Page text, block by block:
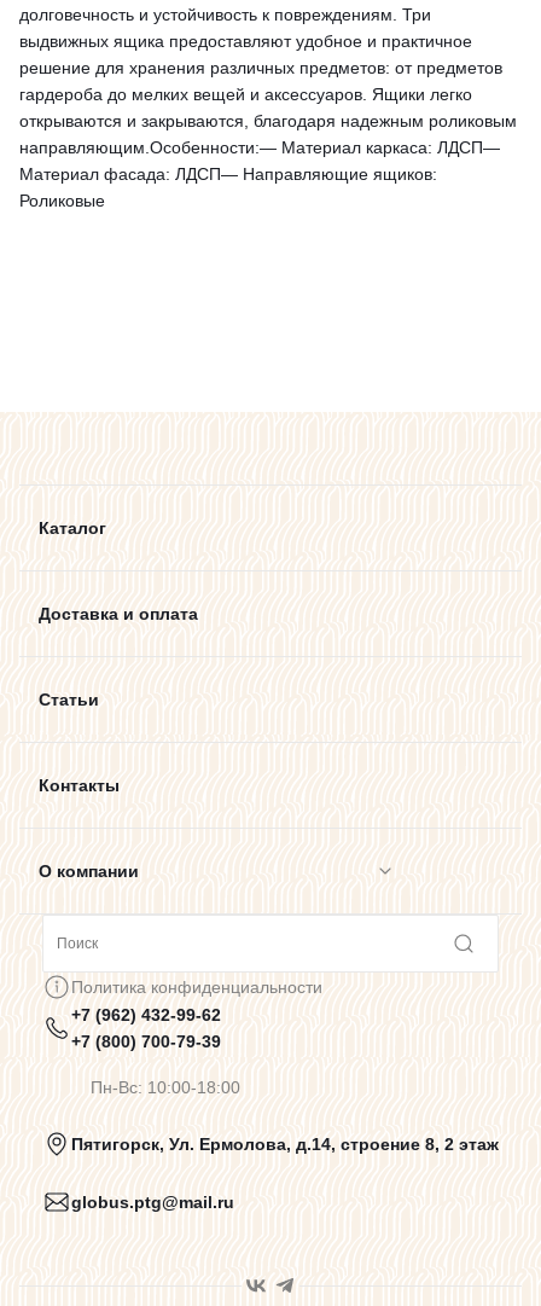
долговечность и устойчивость к повреждениям. Три
выдвижных ящика предоставляют удобное и практичное
решение для хранения различных предметов: от предметов
гардероба до мелких вещей и аксессуаров. Ящики легко
открываются и закрываются, благодаря надежным роликовым
направляющим.Особенности:— Материал каркаса: ЛДСП—
Материал фасада: ЛДСП— Направляющие ящиков:
Роликовые
Каталог
Доставка и оплата
Статьи
Контакты
О компании
Предупреждения о цветопередаче
Политика конфиденциальности
Пользовательское соглашение
Политика конфиденциальности
+7 (962) 432-99-62
+7 (800) 700-79-39
Пн-Вс: 10:00-18:00
Пятигорск, Ул. Ермолова, д.14, строение 8, 2 этаж
globus.ptg@mail.ru